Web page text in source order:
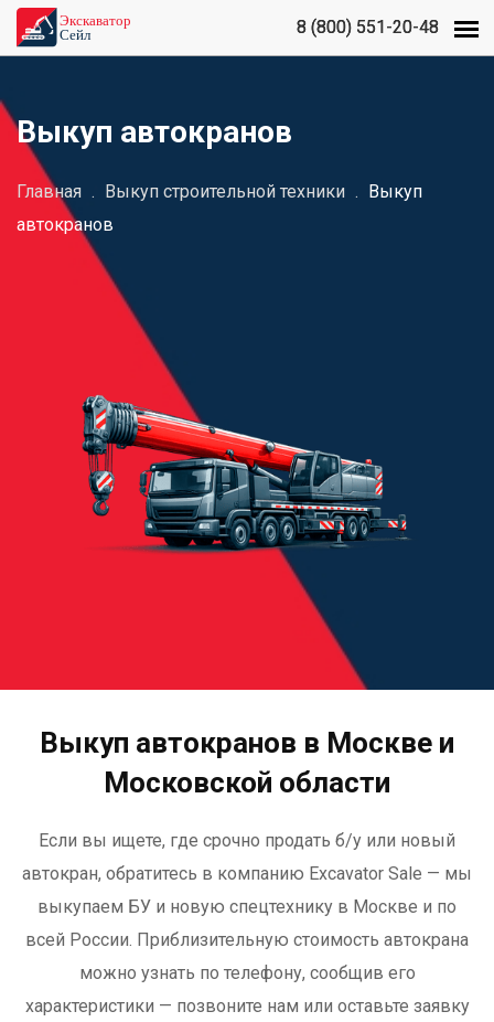
8 (800) 551-20-48
8 (800) 551-20-48
Выкуп автокранов
Главная . Выкуп строительной техники . Выкуп
автокранов
Выкуп автокранов в Москве и
Московской области
Если вы ищете, где срочно продать б/у или новый
автокран, обратитесь в компанию Excavator Sale — мы
выкупаем БУ и новую спецтехнику в Москве и по
всей России. Приблизительную стоимость автокрана
можно узнать по телефону, сообщив его
характеристики — позвоните нам или оставьте заявку